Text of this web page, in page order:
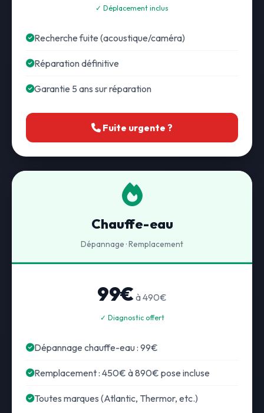
✓ Déplacement inclus
Recherche fuite (acoustique/caméra)
Réparation définitive
Garantie 5 ans sur réparation
Fuite urgente ?
Chauffe-eau
Dépannage · Remplacement
99€ à 490€
✓ Diagnostic offert
Dépannage chauffe-eau : 99€
Remplacement : 450€ à 890€ pose incluse
Toutes marques (Atlantic, Thermor, etc.)